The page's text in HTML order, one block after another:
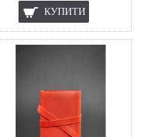
КУПИТИ